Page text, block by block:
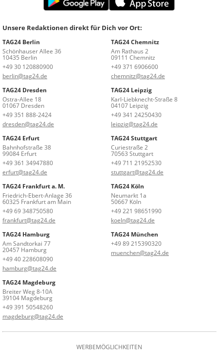
Unsere Redaktionen direkt für Dich vor Ort:
TAG24 Berlin
Schönhauser Allee 36
10435 Berlin
+49 30 120880900
berlin@tag24.de
TAG24 Chemnitz
Am Rathaus 2
09111 Chemnitz
+49 371 6906600
chemnitz@tag24.de
TAG24 Dresden
Ostra-Allee 18
01067 Dresden
+49 351 888-2424
dresden@tag24.de
TAG24 Leipzig
Karl-Liebknecht-Straße 8
04107 Leipzig
+49 341 24250430
leipzig@tag24.de
TAG24 Erfurt
Bahnhofstraße 38
99084 Erfurt
+49 361 34947880
erfurt@tag24.de
TAG24 Stuttgart
Curiestraße 2
70563 Stuttgart
+49 711 21952530
stuttgart@tag24.de
TAG24 Frankfurt a. M.
Friedrich-Ebert-Anlage 36
60325 Frankfurt am Main
+49 69 348750580
frankfurt@tag24.de
TAG24 Köln
Neumarkt 1a
50667 Köln
+49 221 98651990
koeln@tag24.de
TAG24 Hamburg
Am Sandtorkai 77
20457 Hamburg
+49 40 228608090
hamburg@tag24.de
TAG24 München
+49 89 215390320
muenchen@tag24.de
TAG24 Magdeburg
Breiter Weg 8-10A
39104 Magdeburg
+49 391 50548260
magdeburg@tag24.de
WERBEMÖGLICHKEITEN